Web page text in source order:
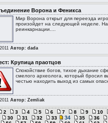
Ворона и Феникса
Мир Ворона открыт для переезда
произойдет на следующей неделе.
реинкарнации....
Автор: dada
Крупица праотцов
Спокойствие богов, тихое дыхание
смелого археолога, который бросил
честью находить выход из самых
Автор: Zemliak
2 3 4 5 6 7 8 9
10
30 31 32 33 34 35
36